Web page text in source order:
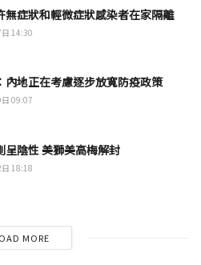
無症狀和輕微症狀感染者在家隔離
14:30
內地正在考慮逐步放寬防疫政策
09:07
呈陰性 美獅美高梅解封
18:18
MORE